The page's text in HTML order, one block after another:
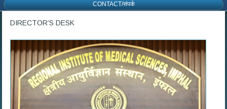
CONTACT/संपर्क
DIRECTOR’S DESK